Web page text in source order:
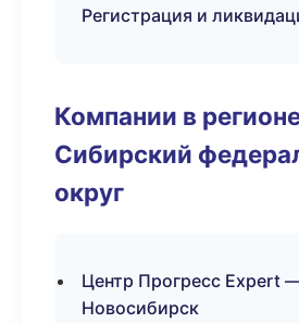
Регистрация и
Компании в
Сибирский
округ
Центр Прогресс Expert
Новосибирск